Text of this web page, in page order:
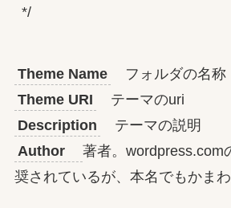
*/
Theme Name
フォルダの名称
Theme URI
テーマのuri
Description
テーマの説明
Author
著者。wordpress.com
奨されているが、本名でもかまわ